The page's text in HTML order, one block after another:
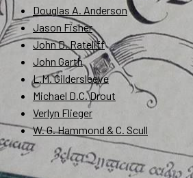
Douglas A. Anderson
Jason Fisher
John D. Rateliff
John Garth
L.M. Gildersleeve
Michael D.C. Drout
Verlyn Flieger
W. G. Hammond & C. Scull